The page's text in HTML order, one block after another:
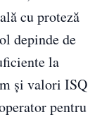
cu proteză
depinde de
la
și valori ISQ
pentru